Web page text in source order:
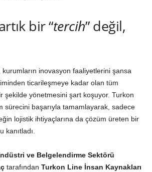
bir “tercih” değil,
kurumların inovasyon faaliyetlerini şansa
ticarileşmeye kadar olan tüm
şekilde yönetmesini şart koşuyor. Turkon
sürecini başarıyla tamamlayarak, sadece
lojistik ihtiyaçlarına da çözüm üreten bir
kanıtladı.
ve Belgelendirme Sektörü
tarafından Turkon Line İnsan Kaynakları